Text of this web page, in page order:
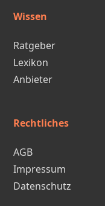
Wissen
Ratgeber
Lexikon
Anbieter
Rechtliches
AGB
Impressum
Datenschutz